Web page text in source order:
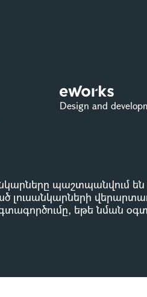
Design and
պաշտպանվում
լուսանկարների
եթե նման